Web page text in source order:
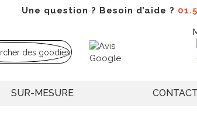
Une question ? Besoin d’aide ?
SUR-MESURE CONTACT